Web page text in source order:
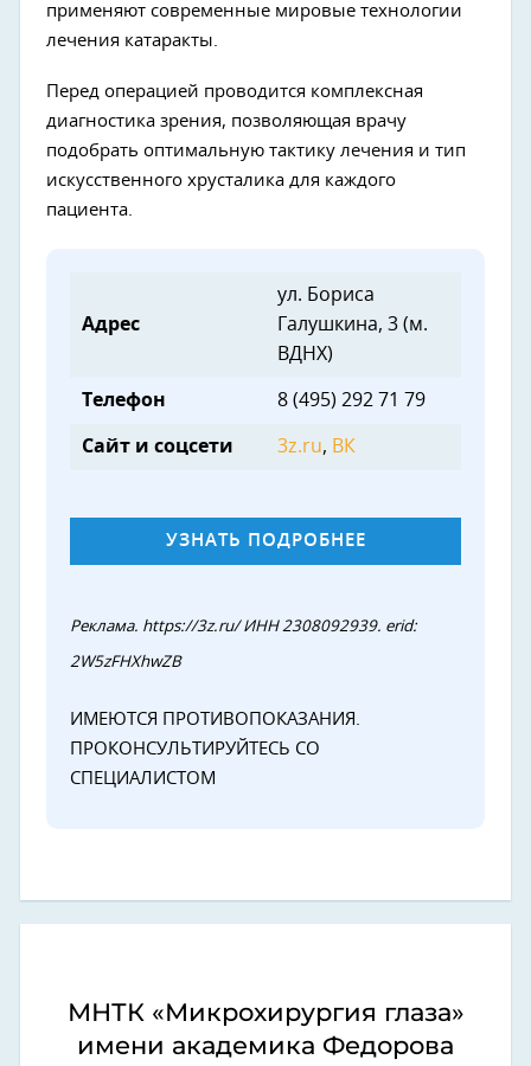
применяют современные мировые технологии
лечения катаракты.
Перед операцией проводится комплексная
диагностика зрения, позволяющая врачу
подобрать оптимальную тактику лечения и тип
искусственного хрусталика для каждого
пациента.
Адрес
ул. Бориса
Галушкина, 3 (м.
ВДНХ)
Телефон 8 (495) 292 71 79
Сайт и соцсети 3z.ru, ВК
УЗНАТЬ ПОДРОБНЕЕ
Реклама. https://3z.ru/ ИНН 2308092939. erid:
2W5zFHXhwZB
ИМЕЮТСЯ ПРОТИВОПОКАЗАНИЯ.
ПРОКОНСУЛЬТИРУЙТЕСЬ СО
СПЕЦИАЛИСТОМ
МНТК «Микрохирургия глаза»
имени академика Федорова